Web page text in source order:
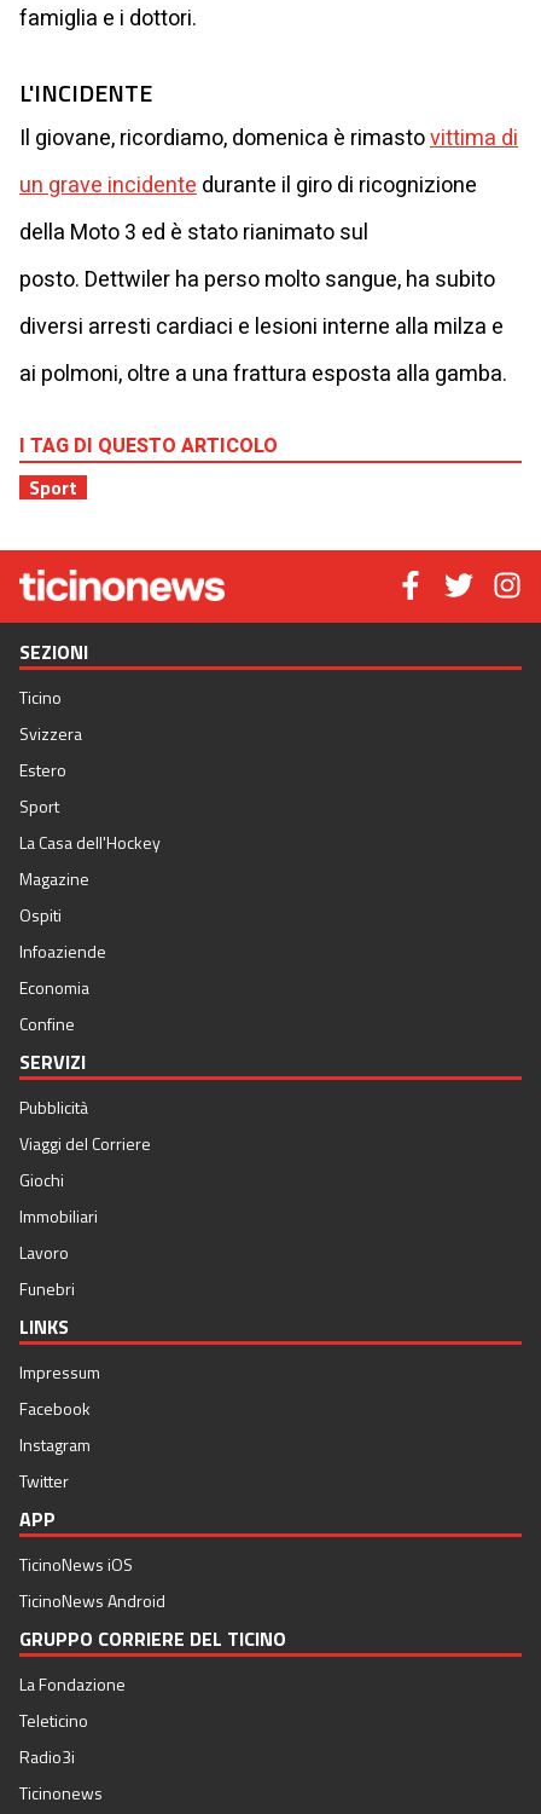
famiglia e i dottori.
L'INCIDENTE
Il giovane, ricordiamo, domenica è rimastovittima di
un grave incidentedurante il giro di ricognizione
della Moto 3 ed è stato rianimato sul
posto. Dettwiler ha perso molto sangue, ha subito
diversi arresti cardiaci e lesioni interne alla milza e
ai polmoni, oltre a una frattura esposta alla gamba.
I TAG DI QUESTO ARTICOLO
Sport
SEZIONI
Ticino
Svizzera
Estero
Sport
La Casa dell'Hockey
Magazine
Ospiti
Infoaziende
Economia
Confine
SERVIZI
Pubblicità
Viaggi del Corriere
Giochi
Immobiliari
Lavoro
Funebri
LINKS
Impressum
Facebook
Instagram
Twitter
APP
TicinoNews iOS
TicinoNews Android
GRUPPO CORRIERE DEL TICINO
La Fondazione
Teleticino
Radio3i
Ticinonews